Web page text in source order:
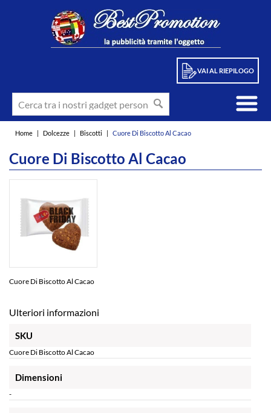
VAI AL RIEPILOGO
Home | Dolcezze | Biscotti | Cuore Di Biscotto Al Cacao
Cuore Di Biscotto Al Cacao
Cuore Di Biscotto Al Cacao
Ulteriori informazioni
SKU
Cuore Di Biscotto Al Cacao
Dimensioni
-